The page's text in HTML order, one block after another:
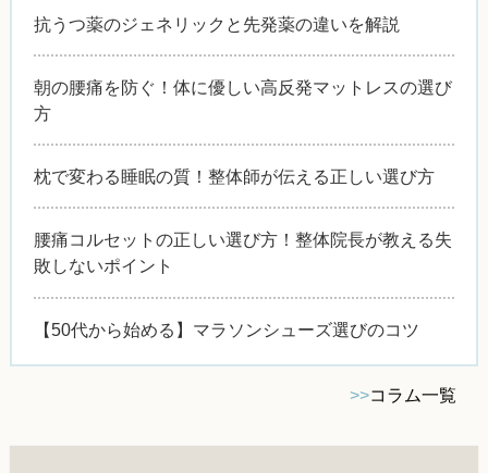
抗うつ薬のジェネリックと先発薬の違いを解説
朝の腰痛を防ぐ！体に優しい高反発マットレスの選び
方
枕で変わる睡眠の質！整体師が伝える正しい選び方
腰痛コルセットの正しい選び方！整体院長が教える失
敗しないポイント
【50代から始める】マラソンシューズ選びのコツ
>>コラム一覧